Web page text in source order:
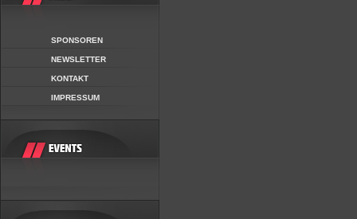
SPONSOREN
NEWSLETTER
KONTAKT
IMPRESSUM